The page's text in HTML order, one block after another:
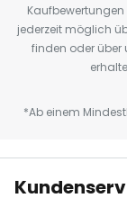
jederzeit möglich
finden oder über
*Ab einem